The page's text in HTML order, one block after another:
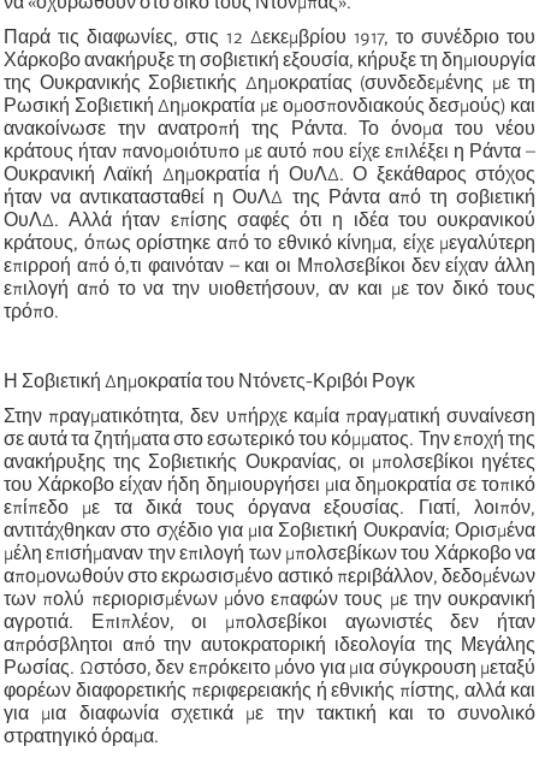
Παρά τις διαφωνίες, στις 12 Δεκεμβρίου 1917, το συνέδριο του
Χάρκοβο ανακήρυξε τη σοβιετική εξουσία, κήρυξε τη δημιουργία
της Ουκρανικής Σοβιετικής Δημοκρατίας (συνδεδεμένης με τη
Ρωσική Σοβιετική Δημοκρατία με ομοσπονδιακούς δεσμούς) και
ανακοίνωσε την ανατροπή της Ράντα. Το όνομα του νέου
κράτους ήταν πανομοιότυπο με αυτό που είχε επιλέξει η Ράντα –
Ουκρανική Λαϊκή Δημοκρατία ή ΟυΛΔ. Ο ξεκάθαρος στόχος
ήταν να αντικατασταθεί η ΟυΛΔ της Ράντα από τη σοβιετική
ΟυΛΔ. Αλλά ήταν επίσης σαφές ότι η ιδέα του ουκρανικού
κράτους, όπως ορίστηκε από το εθνικό κίνημα, είχε μεγαλύτερη
επιρροή από ό,τι φαινόταν – και οι Μπολσεβίκοι δεν είχαν άλλη
επιλογή από το να την υιοθετήσουν, αν και με τον δικό τους
τρόπο.
Η Σοβιετική Δημοκρατία του Ντόνετς-Κριβόι Ρογκ
Στην πραγματικότητα, δεν υπήρχε καμία πραγματική συναίνεση
σε αυτά τα ζητήματα στο εσωτερικό του κόμματος. Την εποχή της
ανακήρυξης της Σοβιετικής Ουκρανίας, οι μπολσεβίκοι ηγέτες
του Χάρκοβο είχαν ήδη δημιουργήσει μια δημοκρατία σε τοπικό
επίπεδο με τα δικά τους όργανα εξουσίας. Γιατί, λοιπόν,
αντιτάχθηκαν στο σχέδιο για μια Σοβιετική Ουκρανία; Ορισμένα
μέλη επισήμαναν την επιλογή των μπολσεβίκων του Χάρκοβο να
απομονωθούν στο εκρωσισμένο αστικό περιβάλλον, δεδομένων
των πολύ περιορισμένων μόνο επαφών τους με την ουκρανική
αγροτιά. Επιπλέον, οι μπολσεβίκοι αγωνιστές δεν ήταν
απρόσβλητοι από την αυτοκρατορική ιδεολογία της Μεγάλης
Ρωσίας. Ωστόσο, δεν επρόκειτο μόνο για μια σύγκρουση μεταξύ
φορέων διαφορετικής περιφερειακής ή εθνικής πίστης, αλλά και
για μια διαφωνία σχετικά με την τακτική και το συνολικό
στρατηγικό όραμα.